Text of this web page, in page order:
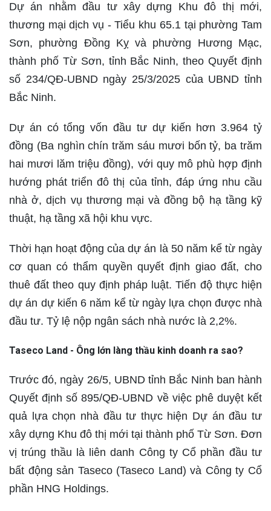
Dự án nhằm đầu tư xây dựng Khu đô thị mới,
thương mại dịch vụ - Tiểu khu 65.1 tại phường Tam
Sơn, phường Đồng Kỵ và phường Hương Mạc,
thành phố Từ Sơn, tỉnh Bắc Ninh, theo Quyết định
số 234/QĐ-UBND ngày 25/3/2025 của UBND tỉnh
Bắc Ninh.
Dự án có tổng vốn đầu tư dự kiến hơn 3.964 tỷ
đồng (Ba nghìn chín trăm sáu mươi bốn tỷ, ba trăm
hai mươi lăm triệu đồng), với quy mô phù hợp định
hướng phát triển đô thị của tỉnh, đáp ứng nhu cầu
nhà ở, dịch vụ thương mại và đồng bộ hạ tầng kỹ
thuật, hạ tầng xã hội khu vực.
Thời hạn hoạt động của dự án là 50 năm kể từ ngày
cơ quan có thẩm quyền quyết định giao đất, cho
thuê đất theo quy định pháp luật. Tiến độ thực hiện
dự án dự kiến 6 năm kể từ ngày lựa chọn được nhà
đầu tư. Tỷ lệ nộp ngân sách nhà nước là 2,2%.
Taseco Land - Ông lớn làng thầu kinh doanh ra sao?
Trước đó, ngày 26/5, UBND tỉnh Bắc Ninh ban hành
Quyết định số 895/QĐ-UBND về việc phê duyệt kết
quả lựa chọn nhà đầu tư thực hiện Dự án đầu tư
xây dựng Khu đô thị mới tại thành phố Từ Sơn. Đơn
vị trúng thầu là liên danh Công ty Cổ phần đầu tư
bất động sản Taseco (Taseco Land) và Công ty Cổ
phần HNG Holdings.